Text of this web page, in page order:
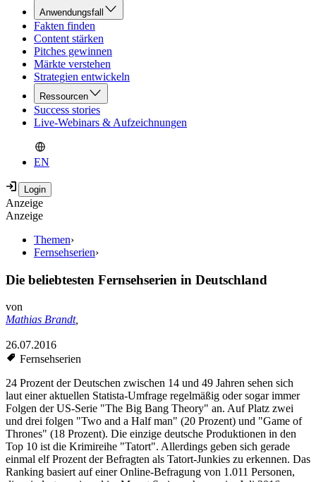
Anwendungsfall
Fakten finden
Content stärken
Pitches gewinnen
Märkte verstehen
Strategien entwickeln
Ressourcen
Success stories
Live-Webinars & Aufzeichnungen
EN
Anzeige
Anzeige
Themen›
Fernsehserien›
Die beliebtesten Fernsehserien in Deutschland
von
Mathias Brandt,
26.07.2016
Fernsehserien
24 Prozent der Deutschen zwischen 14 und 49 Jahren sehen sich
laut einer aktuellen Statista-Umfrage regelmäßig oder sogar immer
Folgen der US-Serie "The Big Bang Theory" an. Auf Platz zwei
und drei folgen "Two and a Half man" (20 Prozent) und "Game of
Thrones" (18 Prozent). Die einzige deutsche Produktionen in den
Top 10 ist die Krimireihe "Tatort". Allerdings geben sich gerade
einmal elf Prozent der Befragten als Tatort-Junkies zu erkennen. Das
Ranking basiert auf einer Online-Befragung von 1.011 Personen,